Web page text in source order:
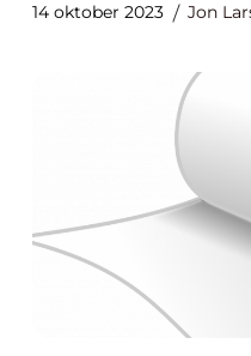
14 oktober 2023 Jon